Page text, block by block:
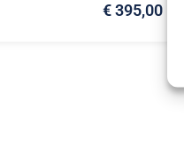
€ 395,00